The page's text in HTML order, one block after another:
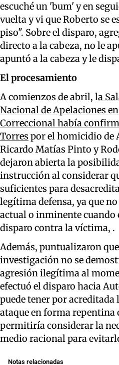
escuché un 'bum' y en
vuelta y vi que Roberto se
piso". Sobre el disparo,
directo a la cabeza, no le
apuntó a la cabeza y le
El procesamiento
A comienzos de abril, la
Nacional de Apelaciones
Correccional había
Torres por el homicidio de
Ricardo Matías Pinto y
dejaron abierta la
instrucción al considerar
suficientes para
legítima defensa, ya que
actual o inminente cuando
disparo contra la víctima, .
Además, puntualizaron
investigación no se
agresión ilegítima al
efectuó el disparo hacia
puede tener por acreditada
ataque en forma repentina
permitiría considerar la
medio racional para
Notas relacionadas